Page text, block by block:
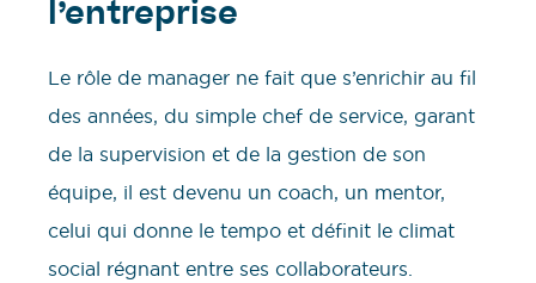
l’entreprise
Le rôle de manager ne fait que s’enrichir au fil
des années, du simple chef de service, garant
de la supervision et de la gestion de son
équipe, il est devenu un coach, un mentor,
celui qui donne le tempo et définit le climat
social régnant entre ses collaborateurs.